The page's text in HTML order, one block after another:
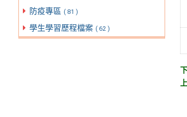
防疫專區 ( 81 )
學生學習歷程檔案 ( 62 )